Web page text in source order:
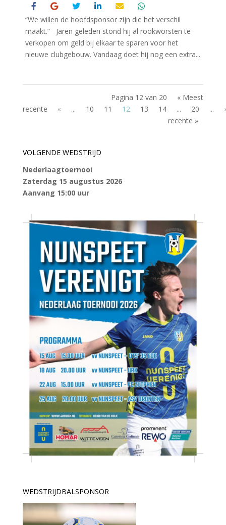
“We willen de hoofdsponsor zijn die het verschil
maakt.” Jaren geleden stond hij al rookworsten te
verkopen om geld bij elkaar te sparen voor het
nieuwe clubgebouw. Vandaag doet hij nog een extra...
Pagina 12 van 20
« Meest
recente
« ... 10 11 12 13 14 ... 20 ...
recente »
VOLGENDE WEDSTRIJD
Nederlaagtoernooi
Zaterdag 15 augustus 2026
Aanvang 15:00 uur
WEDSTRIJDBALSPONSOR